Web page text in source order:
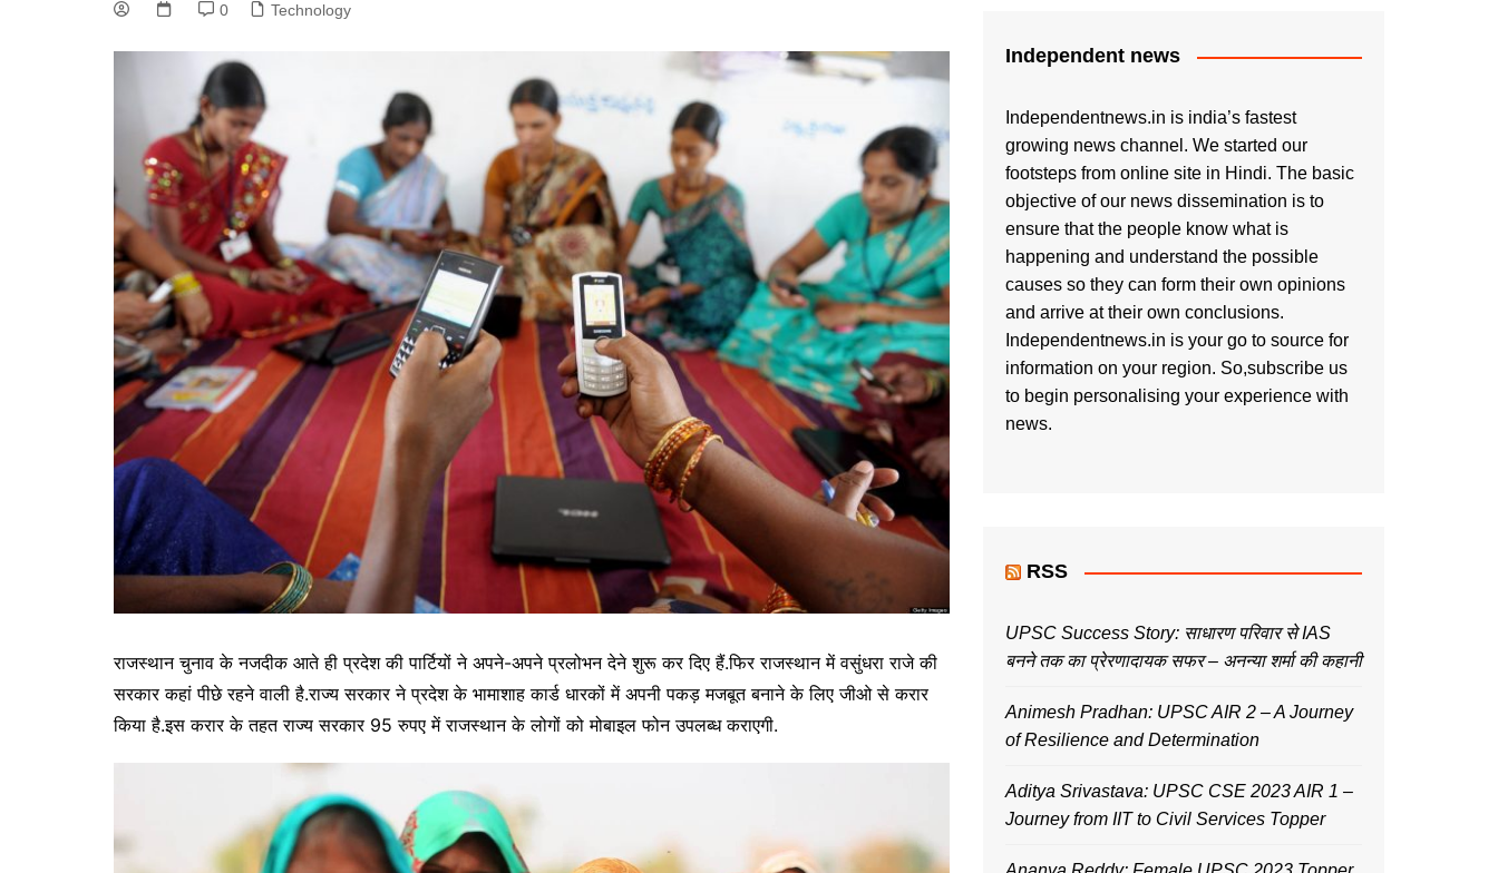
0 Technology
राजस्थान चुनाव के नजदीक आते ही प्रदेश की पार्टियों ने अपने-अपने प्रलोभन देने शुरू कर दिए हैं.फिर राजस्थान में वसुंधरा राजे की
सरकार कहां पीछे रहने वाली है.राज्य सरकार ने प्रदेश के भामाशाह कार्ड धारकों में अपनी पकड़ मजबूत बनाने के लिए जीओ से करार
किया है.इस करार के तहत राज्य सरकार 95 रुपए में राजस्थान के लोगों को मोबाइल फोन उपलब्ध कराएगी.
Independent news
Independentnews.in is india’s fastest
growing news channel. We started our
footsteps from online site in Hindi. The basic
objective of our news dissemination is to
ensure that the people know what is
happening and understand the possible
causes so they can form their own opinions
and arrive at their own conclusions.
Independentnews.in is your go to source for
information on your region. So,subscribe us
to begin personalising your experience with
news.
RSS
UPSC Success Story: साधारण परिवार से IAS
बनने तक का प्रेरणादायक सफर – अनन्या शर्मा की कहानी
Animesh Pradhan: UPSC AIR 2 – A Journey
of Resilience and Determination
Aditya Srivastava: UPSC CSE 2023 AIR 1 –
Journey from IIT to Civil Services Topper